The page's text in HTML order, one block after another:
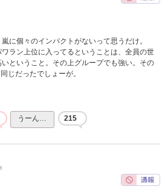
に個々のインパクトがないって思うだけ。
ラン上位に入ってるということは、全員の世
ということ。その上グループでも強い。その
じだったでしょーが。
うーん… 215